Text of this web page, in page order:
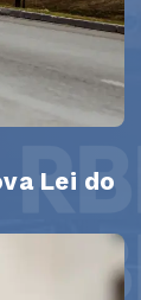
Lei do